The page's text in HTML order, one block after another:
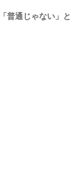
普通じゃない」と